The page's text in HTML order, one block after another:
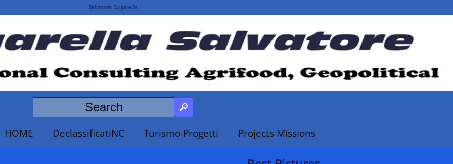
Salvatore Bulgarella
HOME DeclassificatiNC Turismo Progetti Projects Missions